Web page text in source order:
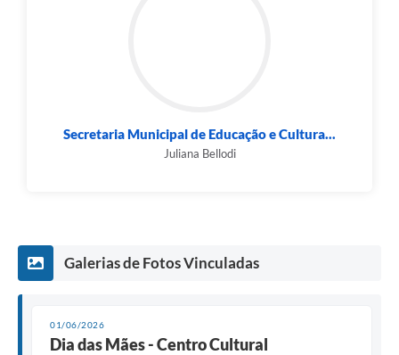
Secretaria Municipal de Educação e Cultura...
Juliana Bellodi
Galerias de Fotos Vinculadas
01/06/2026
Dia das Mães - Centro Cultural